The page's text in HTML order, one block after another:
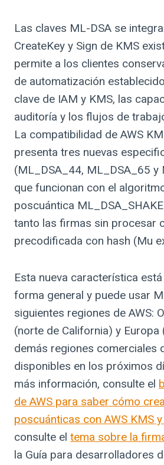
Las claves ML-DSA se
CreateKey y Sign de KMS
permite a los clientes
de automatización
clave de IAM y KMS, las
auditoría y los flujos de
La compatibilidad de AWS
presenta tres nuevas
(ML_DSA_44, ML_DSA_65 y
que funcionan con el
poscuántica
tanto las firmas sin procesar
precodificada con hash (Mu
Esta nueva característica
forma general y puede usar
siguientes regiones de AWS:
(norte de California) y Europa
demás regiones comerciales
disponibles en los próximos
más información, consulte el
de AWS para saber cómo
poscuánticas con AWS KMS
consulte el tema sobre la
la Guía para desarrolladores